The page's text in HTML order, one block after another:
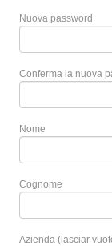
Nuova password
Conferma la nuova
Nome
Cognome
Azienda (lasciar